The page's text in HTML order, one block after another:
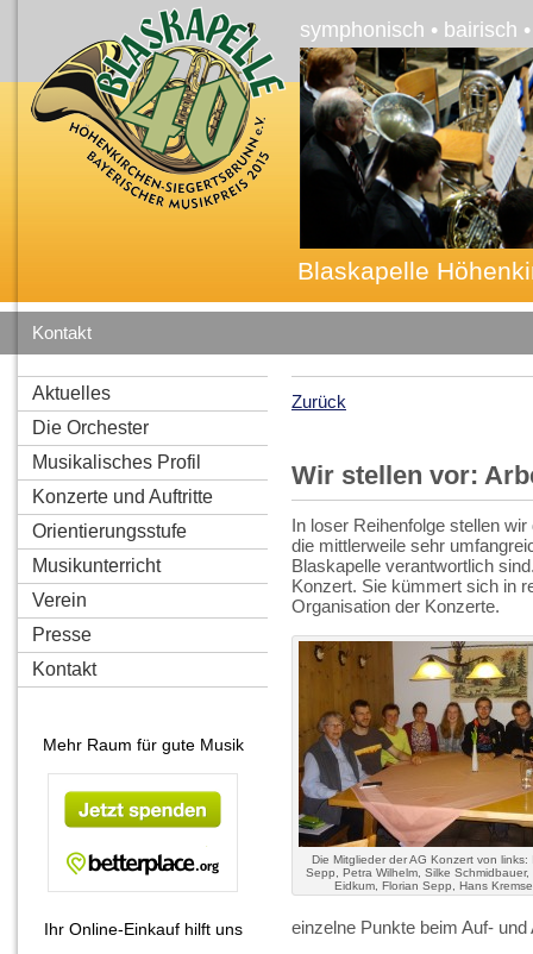
symphonisch • bairisch
Blaskapelle
Kontakt
Aktuelles
Die Orchester
Musikalisches Profil
Konzerte und Auftritte
Orientierungsstufe
Musikunterricht
Verein
Presse
Kontakt
Mehr Raum für gute Musik
Ihr Online-Einkauf hilft uns
Zurück
Wir stellen vor:
In loser Reihenfolge stellen
die mittlerweile sehr
Blaskapelle verantwortlich
Konzert. Sie kümmert sich in
Organisation der Konzerte.
Die Mitglieder der AG Konzert von
Sepp, Petra Wilhelm, Silke Schmidbauer,
Eidkum, Florian Sepp, Hans
einzelne Punkte beim Auf- und